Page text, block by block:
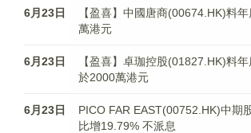
6月23日
【盈喜】中國唐商(00674.HK)料
萬港元
6月23日
【盈喜】卓珈控股(01827.HK)料
於2000萬港元
6月23日
PICO FAR EAST(00752.HK)中期
比增19.79% 不派息